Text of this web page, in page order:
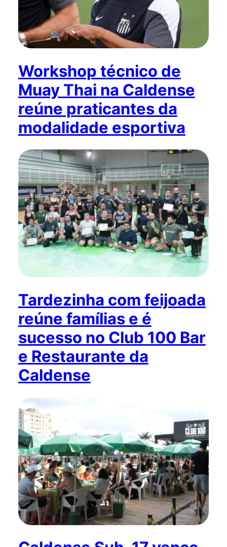
Workshop técnico de
Muay Thai na Caldense
reúne praticantes da
modalidade esportiva
Tardezinha com feijoada
reúne famílias e é
sucesso no Club 100 Bar
e Restaurante da
Caldense